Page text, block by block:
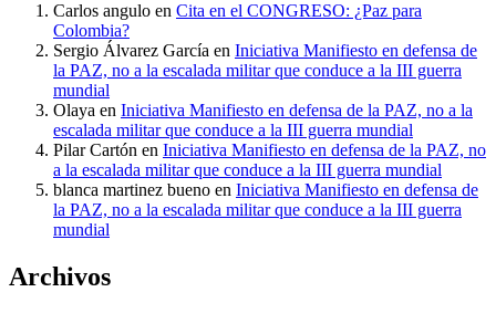
Carlos angulo en Cita en el CONGRESO: ¿Paz para
Colombia?
Sergio Álvarez García en Iniciativa Manifiesto en defensa de
la PAZ, no a la escalada militar que conduce a la III guerra
mundial
Olaya en Iniciativa Manifiesto en defensa de la PAZ, no a la
escalada militar que conduce a la III guerra mundial
Pilar Cartón en Iniciativa Manifiesto en defensa de la PAZ, no
a la escalada militar que conduce a la III guerra mundial
blanca martinez bueno en Iniciativa Manifiesto en defensa de
la PAZ, no a la escalada militar que conduce a la III guerra
mundial
Archivos